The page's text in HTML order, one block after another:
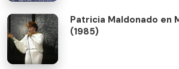
Patricia Maldonado en
(1985)